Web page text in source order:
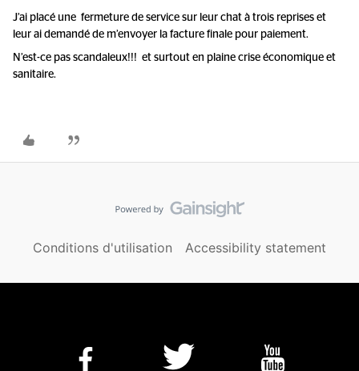
J’ai placé une fermeture de service sur leur chat à trois reprises et
leur ai demandé de m’envoyer la facture finale pour paiement.
N’est-ce pas scandaleux!!! et surtout en plaine crise économique et
sanitaire.
Conditions d'utilisation Accessibility statement